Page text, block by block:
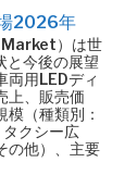
2026年
）は世
と今後の展望
両用LEDディ
上、販売価
（種類別：
クシー広
の他）、主要